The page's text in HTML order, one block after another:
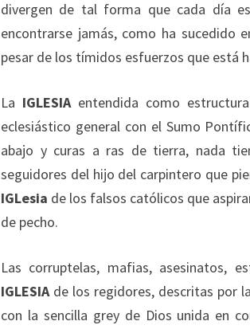
divergen de tal forma que cada día
encontrarse jamás, como ha sucedido
pesar de los tímidos esfuerzos que está
La IGLESIAentendida como
eclesiástico general con el Sumo
abajo y curas a ras de tierra, nada
seguidores del hijo del carpintero que
IGLesia de los falsos católicos que
de pecho.
Las corruptelas, mafias, asesinatos,
IGLESIAde los regidores, descritas por
con la sencilla grey de Dios unida en